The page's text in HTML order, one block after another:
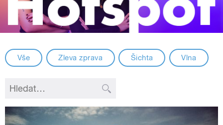
Vše Zleva zprava Šichta Vlna